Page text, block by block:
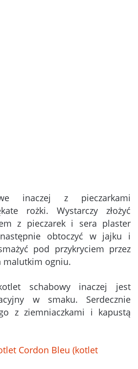
inaczej z pieczarkami
rożki. Wystarczy złożyć
z pieczarek i sera plaster
obtoczyć w jajku i
pod przykryciem przez
malutkim ogniu.
schabowy inaczej jest
w smaku. Serdecznie
z ziemniaczkami i kapustą
Cordon Bleu (kotlet